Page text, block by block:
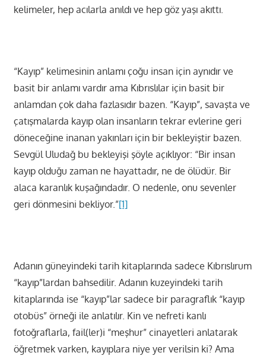
kelimeler, hep acılarla anıldı ve hep göz yaşı akıttı.
“Kayıp” kelimesinin anlamı çoğu insan için aynıdır ve
basit bir anlamı vardır ama Kıbrıslılar için basit bir
anlamdan çok daha fazlasıdır bazen. “Kayıp”, savaşta ve
çatışmalarda kayıp olan insanların tekrar evlerine geri
döneceğine inanan yakınları için bir bekleyiştir bazen.
Sevgül Uludağ bu bekleyişi şöyle açıklıyor: “Bir insan
kayıp olduğu zaman ne hayattadır, ne de ölüdür. Bir
alaca karanlık kuşağındadır. O nedenle, onu sevenler
geri dönmesini bekliyor.”[1]
Adanın güneyindeki tarih kitaplarında sadece Kıbrıslırum
“kayıp”lardan bahsedilir. Adanın kuzeyindeki tarih
kitaplarında ise “kayıp”lar sadece bir paragraflık “kayıp
otobüs” örneği ile anlatılır. Kin ve nefreti kanlı
fotoğraflarla, fail(ler)i “meşhur” cinayetleri anlatarak
öğretmek varken, kayıplara niye yer verilsin ki? Ama